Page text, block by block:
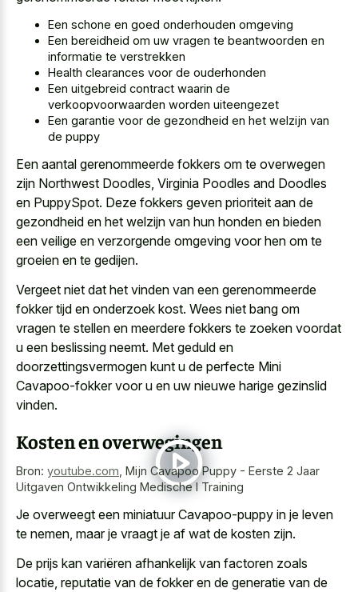
Een schone en goed onderhouden omgeving
Een bereidheid om uw vragen te beantwoorden en
informatie te verstrekken
Health clearances voor de ouderhonden
Een uitgebreid contract waarin de
verkoopvoorwaarden worden uiteengezet
Een garantie voor de gezondheid en het welzijn van
de puppy
Een aantal gerenommeerde fokkers om te overwegen
zijn Northwest Doodles, Virginia Poodles and Doodles
en PuppySpot. Deze fokkers geven prioriteit aan de
gezondheid en het welzijn van hun honden en bieden
een veilige en verzorgende omgeving voor hen om te
groeien en te gedijen.
Vergeet niet dat het vinden van een gerenommeerde
fokker tijd en onderzoek kost. Wees niet bang om
vragen te stellen en meerdere fokkers te zoeken voordat
u een beslissing neemt. Met geduld en
doorzettingsvermogen kunt u de perfecte Mini
Cavapoo-fokker voor u en uw nieuwe harige gezinslid
vinden.
Kosten en overwegingen
Bron: youtube.com Mijn Cavapoo Puppy - Eerste 2 Jaar
Uitgaven Ontwikkeling Medische I Training
Je overweegt een miniatuur Cavapoo-puppy in je leven
te nemen, maar je vraagt je af wat de kosten zijn.
De prijs kan variëren afhankelijk van factoren zoals
locatie, reputatie van de fokker en de generatie van de